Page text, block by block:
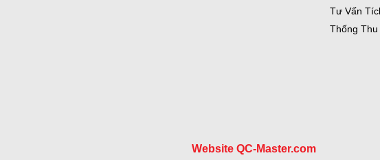
Tư Vấn
Thống Thu
Website QC-Master.com